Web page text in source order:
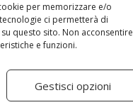
per memorizzare e/o
ci permetterà di
questo sito. Non acconsentire
e funzioni.
Gestisci opzioni